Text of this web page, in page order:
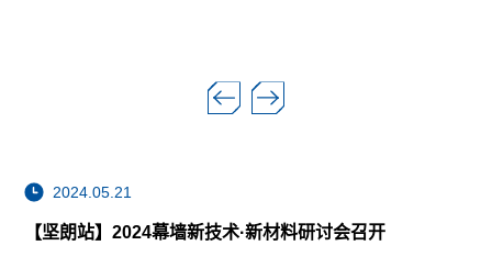
2024.05.21
【坚朗站】2024幕墙新技术·新材料研讨会召开